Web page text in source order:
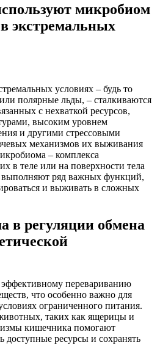
микробиом
экстремальных
условиях – будь то
полярные льды, – сталкиваются
с нехваткой ресурсов,
высоким уровнем
и другими стрессовыми
механизмов их выживания
– комплекса
в теле или на поверхности тела
ряд важных функций,
и выживать в сложных
в регуляции обмена
перевариванию
что особенно важно для
ограниченного питания.
таких как ящерицы и
кишечника помогают
доступные ресурсы и сохранять